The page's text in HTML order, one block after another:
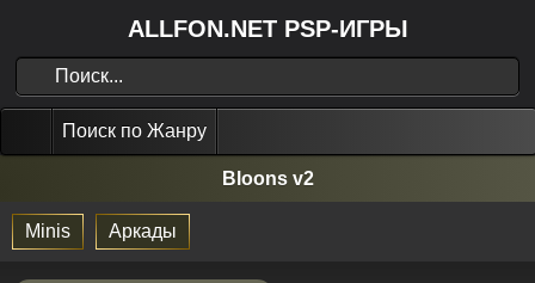
ALLFON.NET PSP-ИГРЫ
Поиск по Жанру
Bloons v2
Minis Аркады